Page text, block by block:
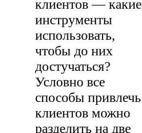
клиентов — какие
инструменты
использовать,
чтобы до них
достучаться?
Условно все
способы привлечь
клиентов можно
разделить на две